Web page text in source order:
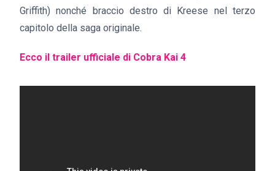
Griffith) nonché braccio destro di Kreese nel terzo
capitolo della saga originale.
Ecco il trailer ufficiale di Cobra Kai 4